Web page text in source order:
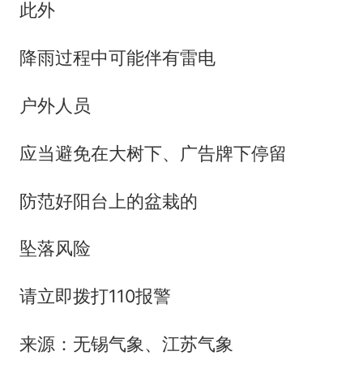
此外
降雨过程中可能伴有雷电
户外人员
应当避免在大树下、广告牌下停留
防范好阳台上的盆栽的
坠落风险
请立即拨打110报警
来源：无锡气象、江苏气象